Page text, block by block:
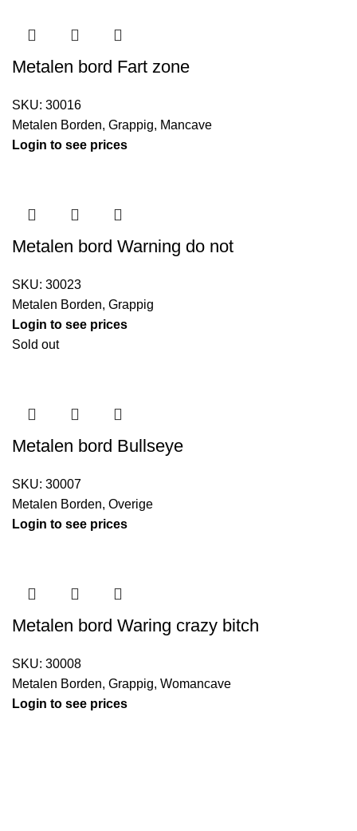
Metalen bord Fart zone
SKU: 30016
Metalen Borden, Grappig, Mancave
Login to see prices
Metalen bord Warning do not
SKU: 30023
Metalen Borden, Grappig
Login to see prices
Sold out
Metalen bord Bullseye
SKU: 30007
Metalen Borden, Overige
Login to see prices
Metalen bord Waring crazy bitch
SKU: 30008
Metalen Borden, Grappig, Womancave
Login to see prices